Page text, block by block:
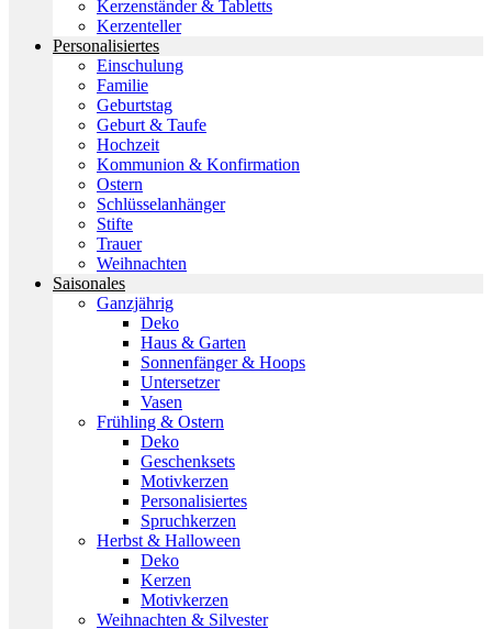
Kerzenständer & Tabletts
Kerzenteller
Personalisiertes
Einschulung
Familie
Geburtstag
Geburt & Taufe
Hochzeit
Kommunion & Konfirmation
Ostern
Schlüsselanhänger
Stifte
Trauer
Weihnachten
Saisonales
Ganzjährig
Deko
Haus & Garten
Sonnenfänger & Hoops
Untersetzer
Vasen
Frühling & Ostern
Deko
Geschenksets
Motivkerzen
Personalisiertes
Spruchkerzen
Herbst & Halloween
Deko
Kerzen
Motivkerzen
Weihnachten & Silvester